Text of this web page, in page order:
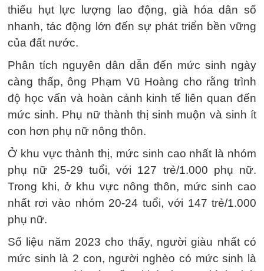
thiếu hụt lực lượng lao động, già hóa dân số
nhanh, tác động lớn đến sự phát triển bền vững
của đất nước.
Phân tích nguyên dân dẫn đến mức sinh ngày
càng thấp, ông Phạm Vũ Hoàng cho rằng trình
độ học vấn và hoàn cảnh kinh tế liên quan đến
mức sinh. Phụ nữ thành thị sinh muộn và sinh ít
con hơn phụ nữ nông thôn.
Ở khu vực thành thị, mức sinh cao nhất là nhóm
phụ nữ 25-29 tuổi, với 127 trẻ/1.000 phụ nữ.
Trong khi, ở khu vực nông thôn, mức sinh cao
nhất rơi vào nhóm 20-24 tuổi, với 147 trẻ/1.000
phụ nữ.
Số liệu năm 2023 cho thấy, người giàu nhất có
mức sinh là 2 con, người nghèo có mức sinh là